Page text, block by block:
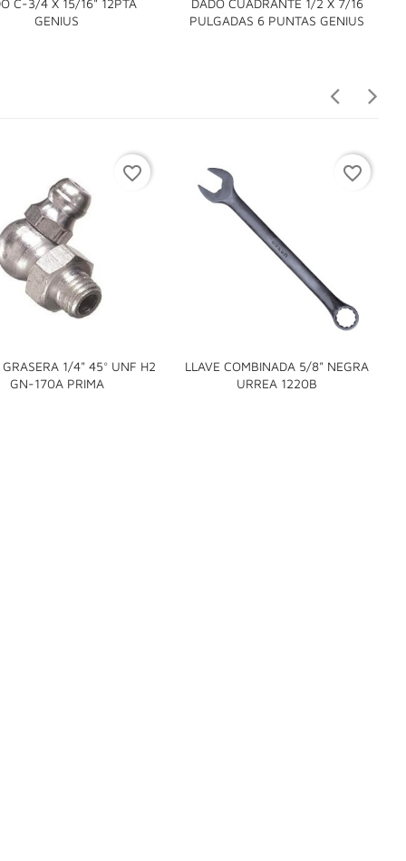
GENIUS

PULGADAS 6 PUNTAS GENIUS

1/4" 45° UNF H2
GN-170A PRIMA

favorite_border
LLAVE COMBINADA 5/8" NEGRA
URREA 1220B

favorite_border